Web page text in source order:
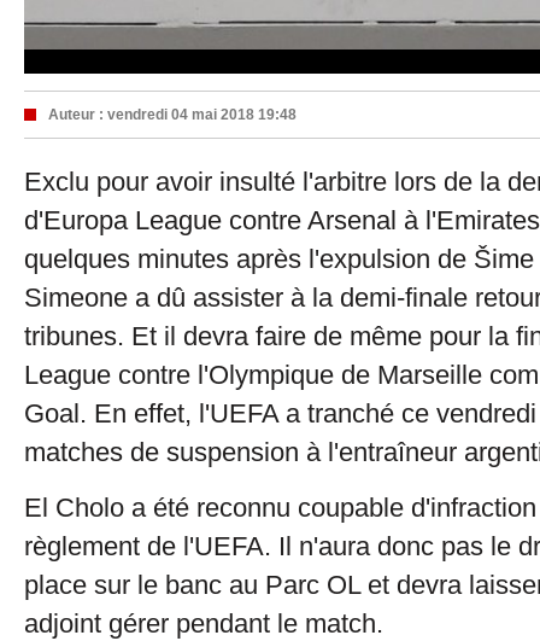
Auteur : vendredi 04 mai 2018 19:48
Exclu pour avoir insulté l'arbitre lors de la
d'Europa League contre Arsenal à
quelques minutes après l'expulsion de
Simeone a dû assister à la demi-finale
tribunes. Et il devra faire de même pour la
League contre l'Olympique de Marseille
Goal. En effet, l'UEFA a tranché ce
matches de suspension à l'entraîneur
El Cholo a été reconnu coupable
règlement de l'UEFA. Il n'aura donc pas le
place sur le banc au Parc OL et devra
adjoint gérer pendant le match.